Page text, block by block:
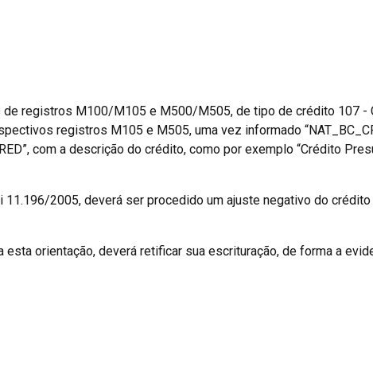
de registros M100/M105 e M500/M505, de tipo de crédito 107 -
registros M105 e M505, uma vez informado
com a descrição do crédito, como por exemplo “Crédito
2005, deverá ser procedido um ajuste negativo do
orientação, deverá retificar sua escrituração, de forma a